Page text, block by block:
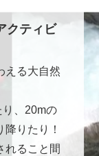
クティビ
える大自然
、20mの
りたり！
れること間